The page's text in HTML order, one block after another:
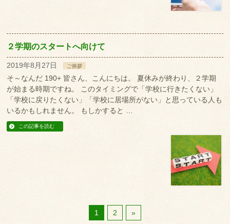
２学期のスタートへ向けて
2019年8月27日 ご挨拶
そ～なんだ 190+ 皆さん、こんにちは。 夏休みが終わり、２学期
が始まる時期ですね。 このタイミングで「学校に行きたくない」
「学校に戻りたくない」「学校に居場所がない」と思っている人も
いるかもしれません。 もしかすると …
この記事を読む
1 2 »